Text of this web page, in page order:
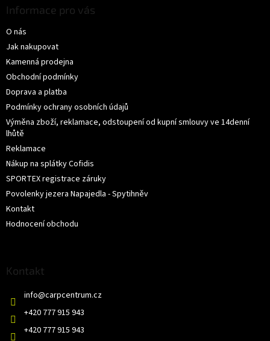
Informace pro vás
O nás
Jak nakupovat
Kamenná prodejna
Obchodní podmínky
Doprava a platba
Podmínky ochrany osobních údajů
Výměna zboží, reklamace, odstoupení od kupní smlouvy ve 14denní
lhůtě
Reklamace
Nákup na splátky Cofidis
SPORTEX registrace záruky
Povolenky jezera Napajedla - Spytihněv
Kontakt
Hodnocení obchodu
Kontakt
info@carpcentrum.cz
+420 777 915 943
+420 777 915 943